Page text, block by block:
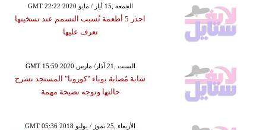
GMT 22:22 2020 الجمعة ,15 أيار / مايو
احذر 5 أطعمة تُسبب التسمم عند تسخينها
تعرف عليها
GMT 15:59 2020 السبت ,21 آذار/ مارس
شابة مُصابة بوباء "كورونا" المستجد تشرح
حالتها وتوجه نصيحة مهمة
GMT 05:36 2018 الأربعاء ,25 تموز / يوليو